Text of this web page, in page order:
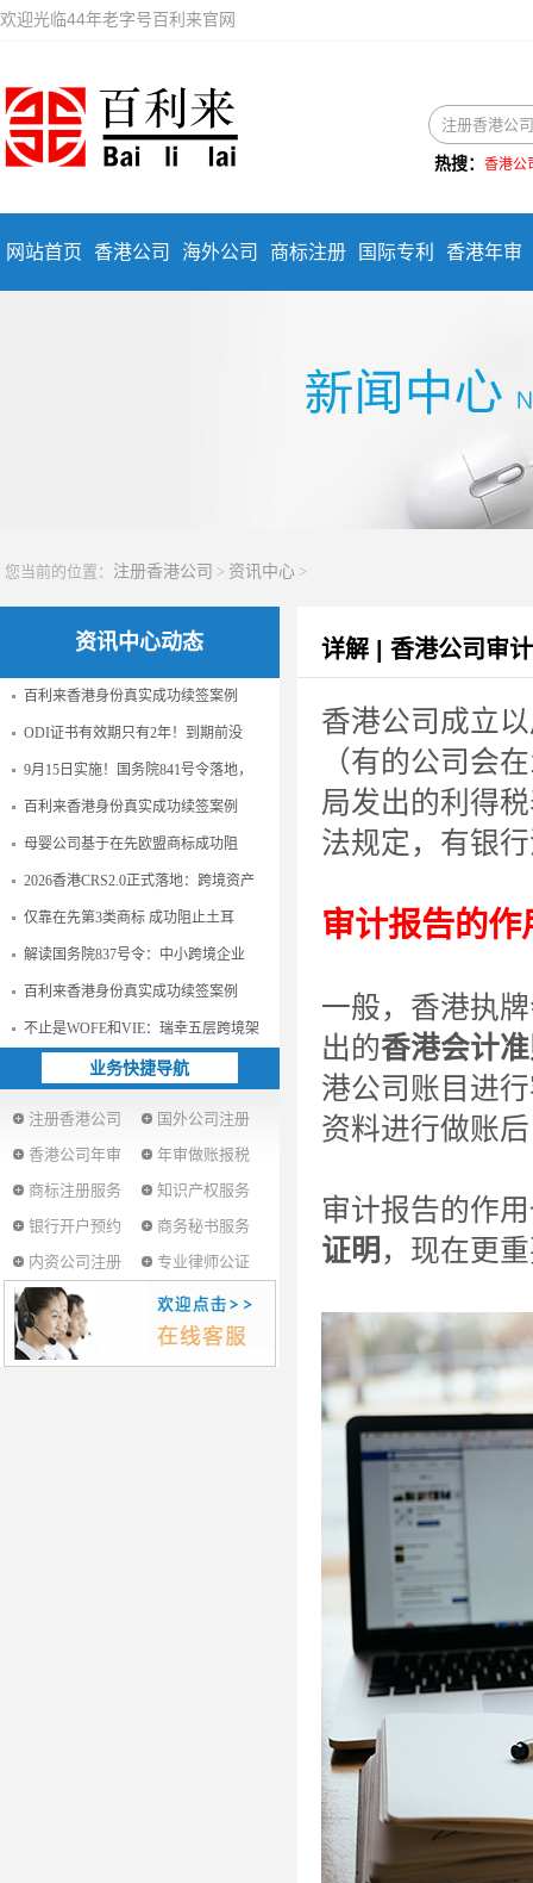
欢迎光临44年老字号百利来官网
热搜： 香港公
网站首页 香港公司 海外公司 商标注册 国际专利 香港年审
您当前的位置： 注册香港公司 > 资讯中心 >
资讯中心动态
百利来香港身份真实成功续签案例
ODI证书有效期只有2年！到期前没
9月15日实施！国务院841号令落地，
百利来香港身份真实成功续签案例
母婴公司基于在先欧盟商标成功阻
2026香港CRS2.0正式落地：跨境资产
仅靠在先第3类商标 成功阻止土耳
解读国务院837号令：中小跨境企业
百利来香港身份真实成功续签案例
不止是WOFE和VIE：瑞幸五层跨境架
业务快捷导航
注册香港公司
国外公司注册
香港公司年审
年审做账报税
商标注册服务
知识产权服务
银行开户预约
商务秘书服务
内资公司注册
专业律师公证
详解 | 香港公司审
香港公司成立
（有的公司会
局发出的利得
法规定，有银
审计报告的作
一般，香港执
出的香港会计
港公司账目进
资料进行做账
审计报告的作
证明 ，现在更